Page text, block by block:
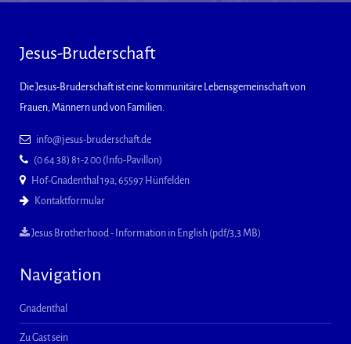
Jesus-Bruderschaft
Die Jesus-Bruderschaft ist eine kommunitäre Lebensgemeinschaft von
Frauen, Männern und von Familien.
info@jesus-bruderschaft.de
(0 64 38) 81-2 00 (Info-Pavillon)
Hof-Gnadenthal 19a, 65597 Hünfelden
Kontaktformular
Jesus Brotherhood - Information in English (pdf/3,3 MB)
Navigation
Gnadenthal
Zu Gast sein